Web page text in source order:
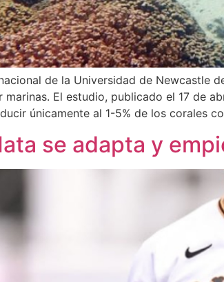
de la Universidad de Newcastle
marinas. El estudio, publicado el 17 de
únicamente al 1-5% de los corales
se adapta y